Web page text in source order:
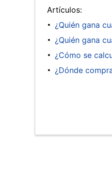
Artículos:
¿Quién gana
¿Quién gana
¿Cómo se
¿Dónde